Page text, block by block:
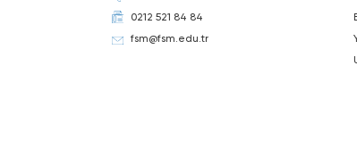
0212 521 84 84
fsm@fsm.edu.tr